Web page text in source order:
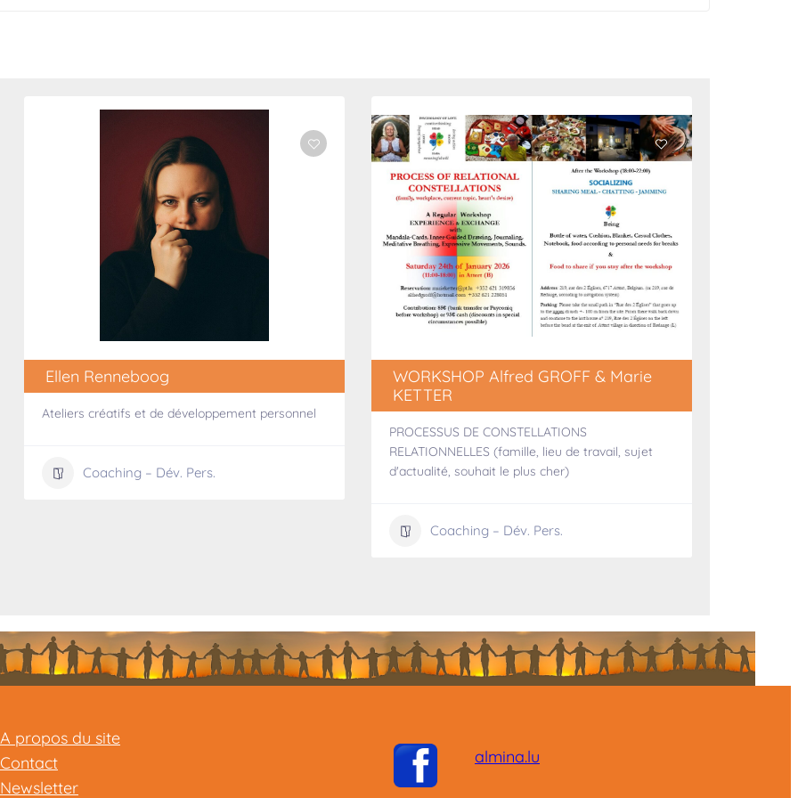
Ellen Renneboog
Ateliers créatifs et de développement personnel
Coaching – Dév. Pers.
WORKSHOP Alfred GROFF & Marie
KETTER
PROCESSUS DE CONSTELLATIONS
RELATIONNELLES (famille, lieu de travail, sujet
d'actualité, souhait le plus cher)
Coaching – Dév. Pers.
A propos du site
Contact
Newsletter
almina.lu